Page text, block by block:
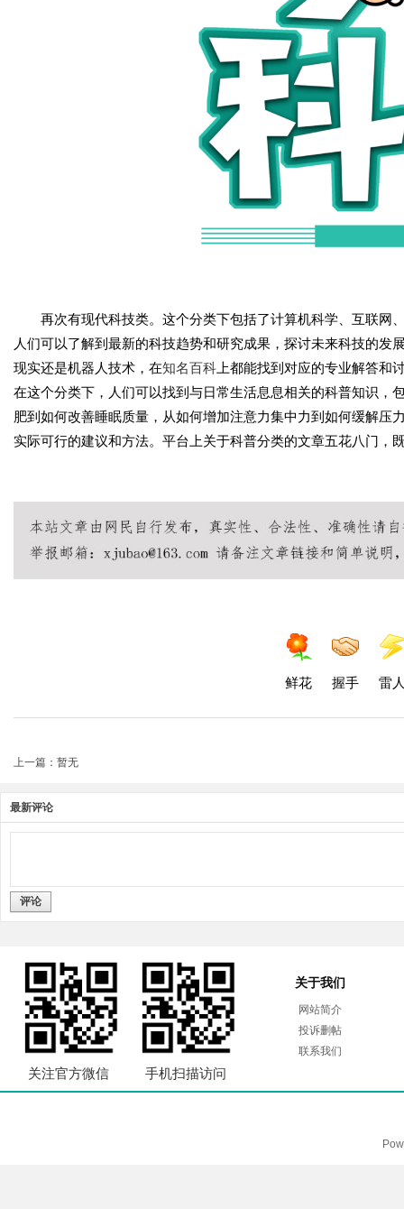
再次有现代科技类。这个分类下包括了计算机科学、互联网
人们可以了解到最新的科技趋势和研究成果，探讨未来科技的
现实还是机器人技术，在知名百科 上都能找到对应的专业解答和
在这个分类下，人们可以找到与日常生活息息相关的科普知识，
肥到如何改善睡眠质量，从如何增加注意力集中力到如何缓解
实际可行的建议和方法。平台上关于科普分类的文章五花八门，
鲜花 握手 雷
上一篇：暂无
最新评论
评论
关注官方微信 手机扫描访问
关于我们
网站简介
投诉删帖
联系我们